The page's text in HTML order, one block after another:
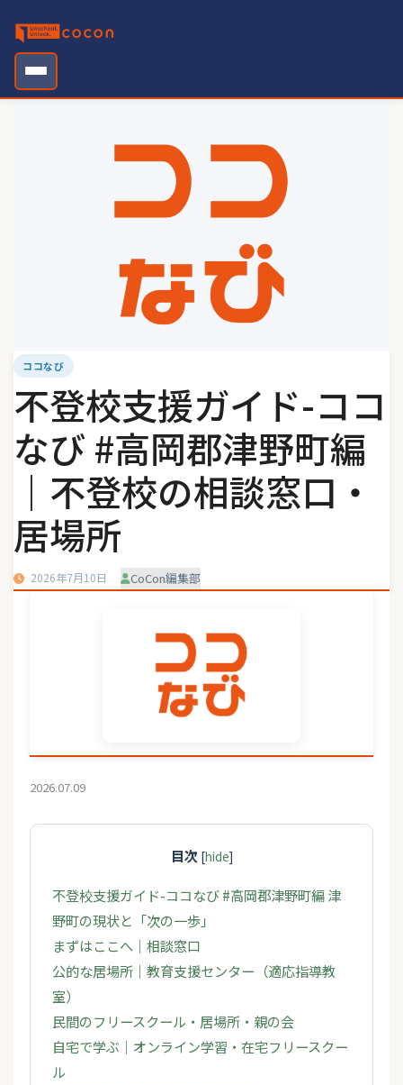
content
ココなび
不登校支援ガイド-ココ
なび #高岡郡津野町編
｜不登校の相談窓口・
居場所
2026年7月10日 CoCon編集部
2026.07.09
目次 [hide]
不登校支援ガイド-ココなび #高岡郡津野町編 津
野町の現状と「次の一歩」
まずはここへ｜相談窓口
公的な居場所｜教育支援センター（適応指導教
室）
民間のフリースクール・居場所・親の会
自宅で学ぶ｜オンライン学習・在宅フリースクー
ル